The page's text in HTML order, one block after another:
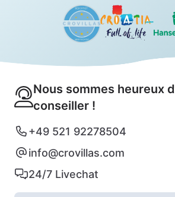
Nous sommes heureux
conseiller !
+49 521 92278504
info@crovillas.com
24/7 Livechat